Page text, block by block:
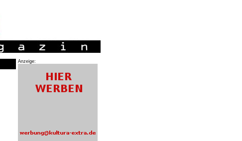
Anzeige: